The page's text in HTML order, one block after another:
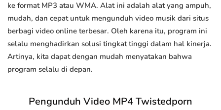
ke format MP3 atau WMA. Alat ini adalah alat yang ampuh,
mudah, dan cepat untuk mengunduh video musik dari situs
berbagi video online terbesar. Oleh karena itu, program ini
selalu menghadirkan solusi tingkat tinggi dalam hal kinerja.
Artinya, kita dapat dengan mudah menyatakan bahwa
program selalu di depan.
Pengunduh Video MP4 Twistedporn